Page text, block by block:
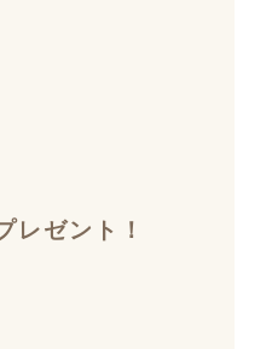
レゼント！